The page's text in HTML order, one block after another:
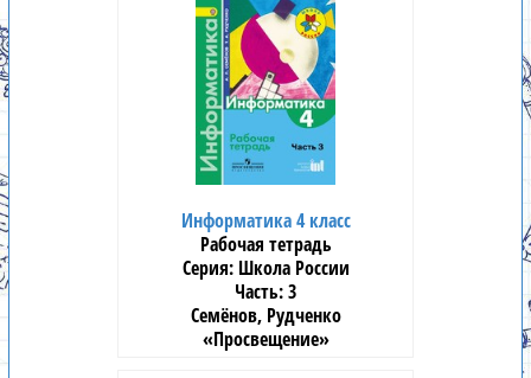
Информатика 4 класс
Рабочая тетрадь
Школа России
3
Семёнов, Рудченко
«Просвещение»